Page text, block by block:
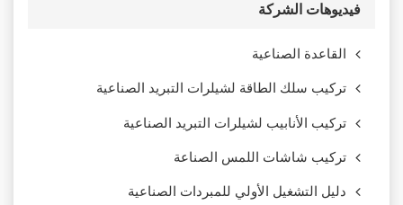
فيديوهات الشركة
القاعدة الصناعية
تركيب سلك الطاقة لشيلرات التبريد الصناعية
تركيب الأنابيب لشيلرات التبريد الصناعية
تركيب شاشات اللمس الصناعة
دليل التشغيل الأولي للمبردات الصناعية